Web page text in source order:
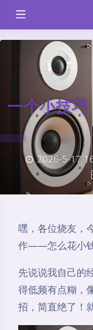
一个小技
2026-5-17
嘿，各位烧友，
作——怎么花小钱
先说说我自己的
得低频有点糊，
招，简直绝了！